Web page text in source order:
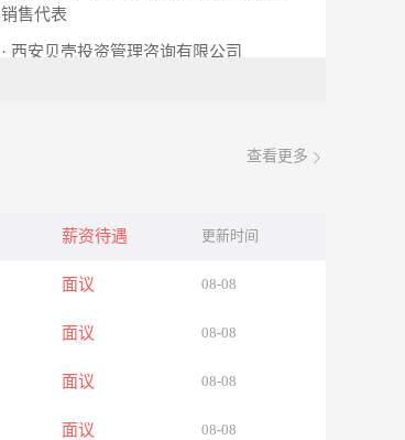
销售代表
· 西安贝壳投资管理咨询有限公司
查看更多
薪资待遇 更新时间
面议 08-08
面议 08-08
面议 08-08
面议 08-08